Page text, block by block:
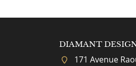
DIAMANT
171 Avenue